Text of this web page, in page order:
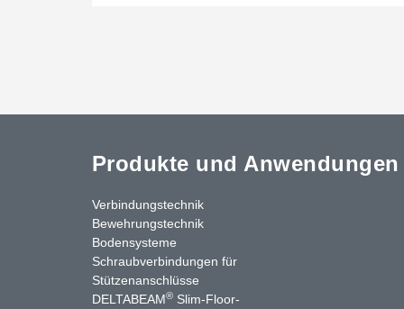
Produkte und Anwendungen
Verbindungstechnik
Bewehrungstechnik
Bodensysteme
Schraubverbindungen für
Stützenanschlüsse
DELTABEAM® Slim-Floor-